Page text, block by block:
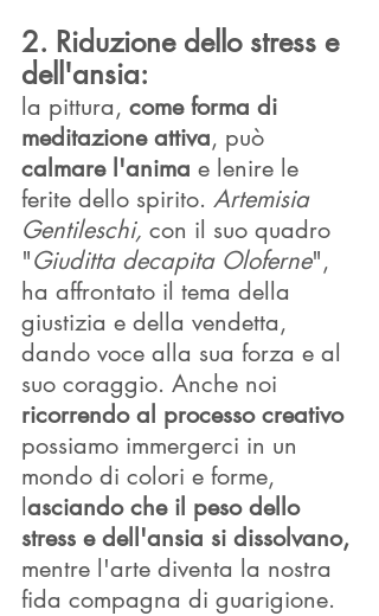
2. Riduzione dello stress e
dell'ansia:
la pittura, come forma di
meditazione attiva, può
calmare l'anima e lenire le
ferite dello spirito. Artemisia
Gentileschi, con il suo quadro
"Giuditta decapita Oloferne",
ha affrontato il tema della
giustizia e della vendetta,
dando voce alla sua forza e al
suo coraggio. Anche noi
ricorrendo al processo creativo
possiamo immergerci in un
mondo di colori e forme,
lasciando che il peso dello
stress e dell'ansia si dissolvano,
mentre l'arte diventa la nostra
fida compagna di guarigione.